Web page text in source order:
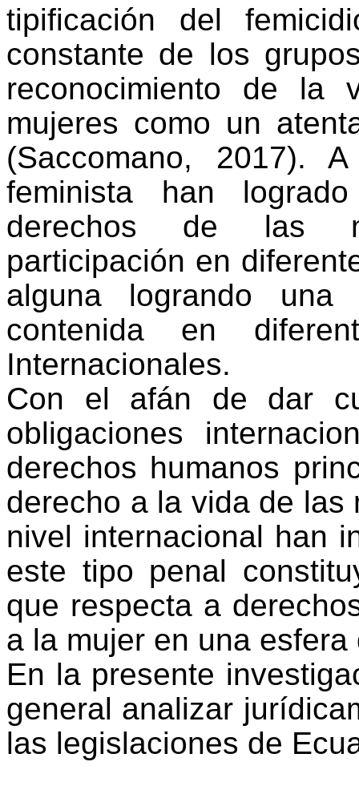
tipificación del
constante de los
reconocimiento de la
mujeres como un
(Saccomano, 2017).
feminista han
derechos de las
participación en
alguna logrando
contenida en
Internacionales.
Con el afán de dar
obligaciones
derechos humanos
derecho a la vida de las
nivel internacional han
este tipo penal
que respecta a
a la mujer en una
En la presente
general analizar
las legislaciones de